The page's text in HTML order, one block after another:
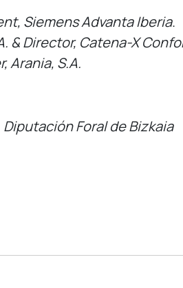
Siemens Advanta Iberia.
& Director, Catena-X
Arania, S.A.
Foral de Bizkaia